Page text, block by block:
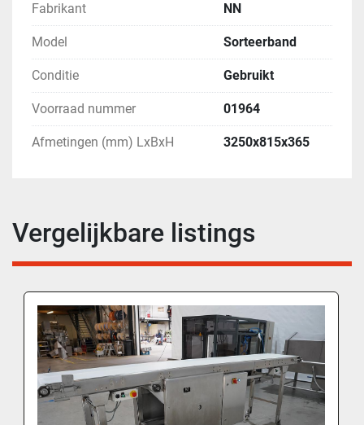
Fabrikant NN
Model Sorteerband
Conditie Gebruikt
Voorraad nummer 01964
Afmetingen (mm) LxBxH 3250x815x365
Vergelijkbare listings